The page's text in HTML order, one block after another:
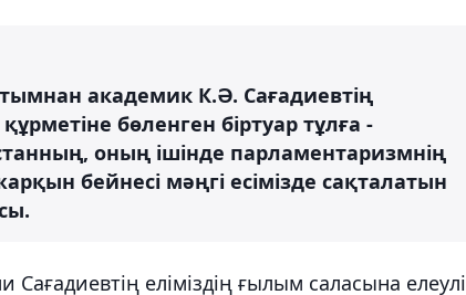
академик К.Ә. Сағадиевтің
бөленген біртуар тұлға -
оның ішінде парламентаризмнің
бейнесі мәңгі есімізде сақталатын
еліміздің ғылым саласына елеулі